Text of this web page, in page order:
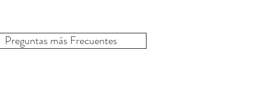
Preguntas más Frecuentes